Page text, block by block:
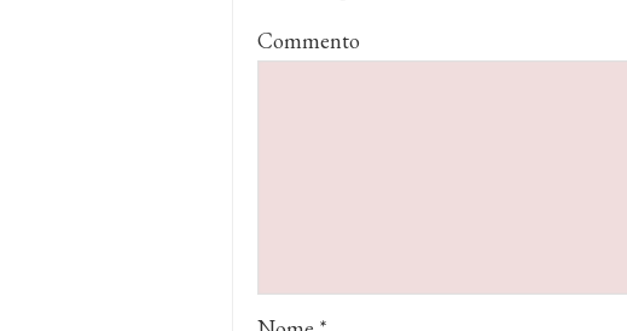
Commento